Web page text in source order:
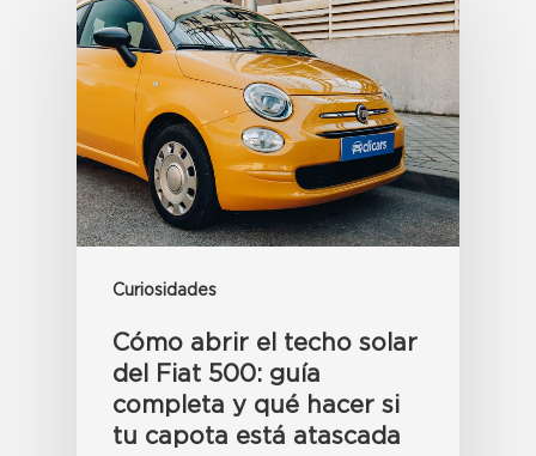
Curiosidades
Cómo abrir el techo solar
del Fiat 500: guía
completa y qué hacer si
tu capota está atascada